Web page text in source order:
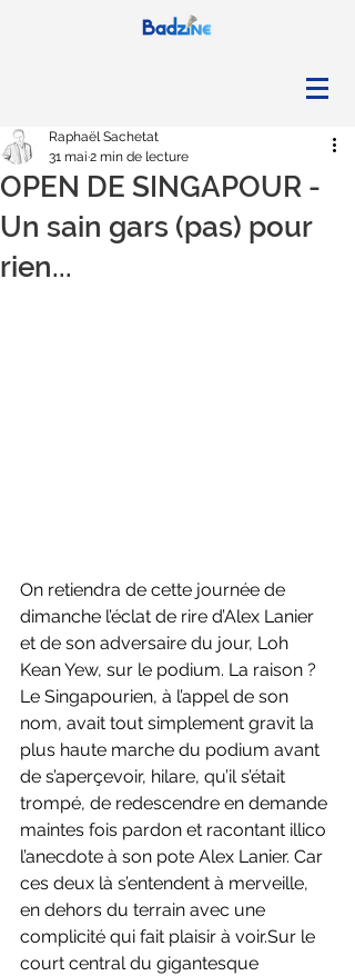
OPEN DE SINGAPOUR -
Un sain gars (pas) pour
rien...
Raphaël Sachetat
31 mai 2 min de lecture
On retiendra de cette journée de
dimanche l’éclat de rire d’Alex Lanier
et de son adversaire du jour, Loh
Kean Yew, sur le podium. La raison ?
Le Singapourien, à l’appel de son
nom, avait tout simplement gravit la
plus haute marche du podium avant
de s’aperçevoir, hilare, qu’il s’était
trompé, de redescendre en demande
maintes fois pardon et racontant illico
l’anecdote à son pote Alex Lanier. Car
ces deux là s’entendent à merveille,
en dehors du terrain avec une
complicité qui fait plaisir à voir.Sur le
court central du gigantesque